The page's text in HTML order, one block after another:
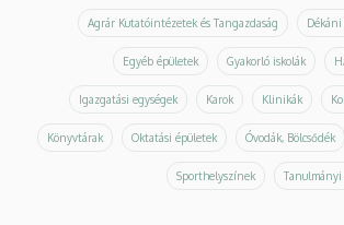
Agrár Kutatóintézetek és Tangazdaság
Egyéb épületek Gyakorló iskolák
Igazgatási egységek Karok Klinikák
Könyvtárak Oktatási épületek Óvodák, Bölcsődék
Sporthelyszínek Tanulmányi